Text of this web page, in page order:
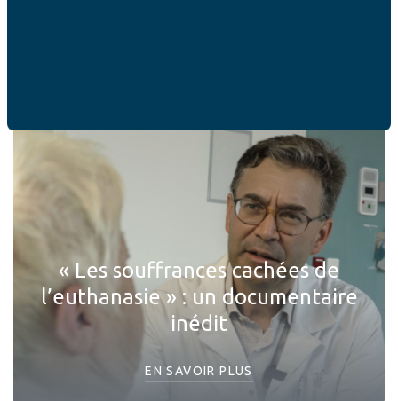
« Les souffrances cachées de
l’euthanasie » : un documentaire
inédit
EN SAVOIR PLUS